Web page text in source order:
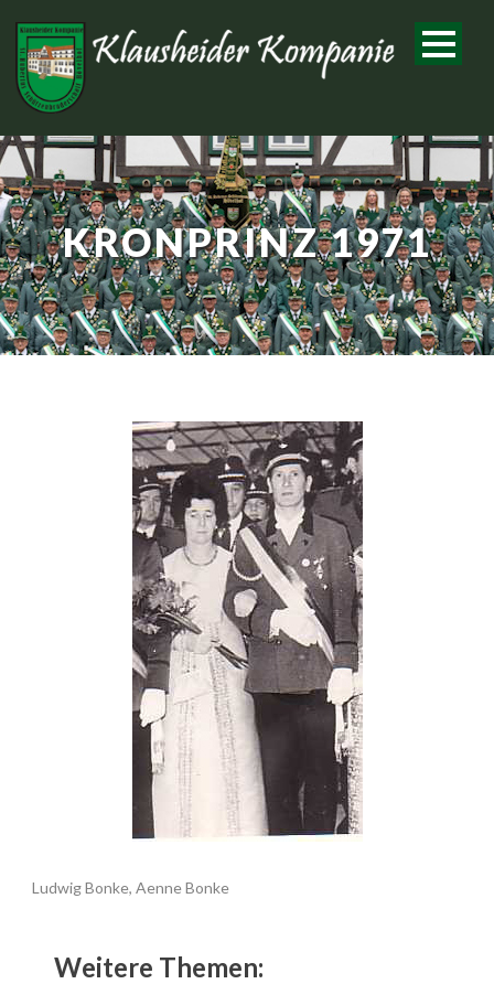
KRONPRINZ 1971
Ludwig Bonke, Aenne Bonke
Weitere Themen: